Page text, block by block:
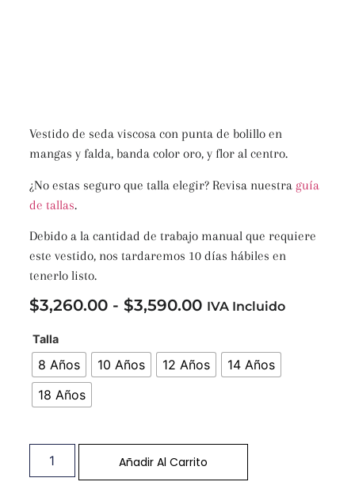
Vestido de seda viscosa con punta de bolillo en
mangas y falda, banda color oro, y flor al centro.
¿No estas seguro que talla elegir? Revisa nuestra guía
de tallas.
Debido a la cantidad de trabajo manual que requiere
este vestido, nos tardaremos 10 días hábiles en
tenerlo listo.
$3,260.00 - $3,590.00 IVA Incluido
Talla
8 Años 10 Años 12 Años
14 Años
18 Años
Añadir Al Carrito